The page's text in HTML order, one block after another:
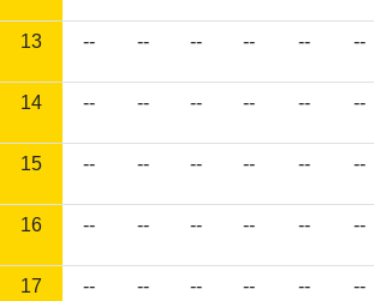
13 -- -- -- -- -- --
14 -- -- -- -- -- --
15 -- -- -- -- -- --
16 -- -- -- -- -- --
17 -- -- -- -- -- --